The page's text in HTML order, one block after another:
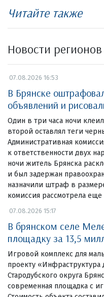
Читайте также
Новости регионов
07.08.2026 16:53
В Брянске
объявлений и
Один в три часа ночи
второй оставлял теги
Административная
к ответственности двух
ночи житель Брянска
и был задержан
назначили штраф в
комиссия рассмотрела еще
07.08.2026 15:17
В брянском селе
площадку за 13,5
Игровой комплекс для
проекту
Стародубского округа
современная площадка с